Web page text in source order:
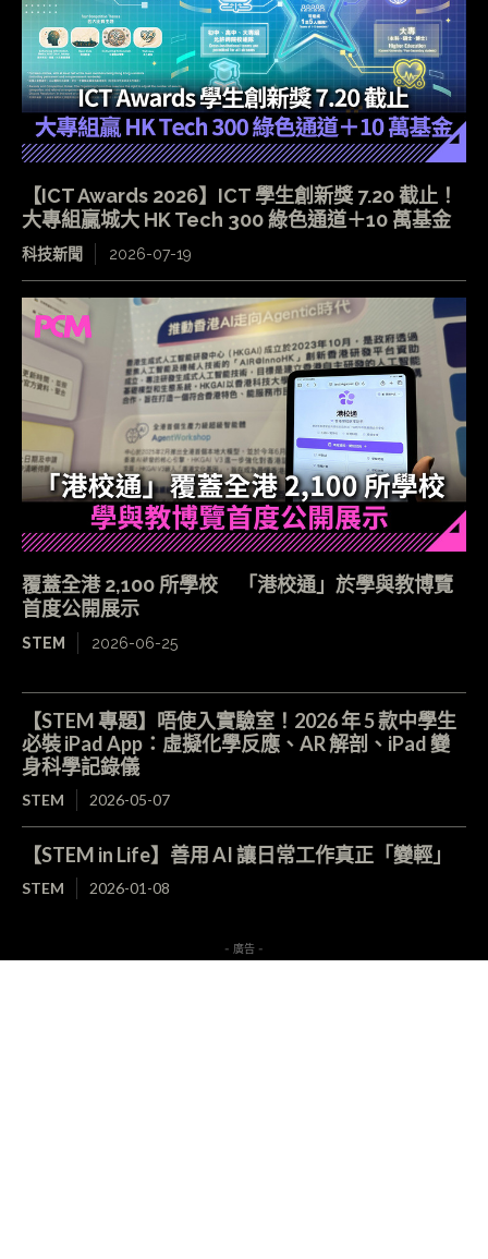
【ICT Awards 2026】ICT 學生創新獎 7.20 截止！
大專組贏城大 HK Tech 300 綠色通道＋10 萬基金
科技新聞 2026-07-19
覆蓋全港 2,100 所學校 「港校通」於學與教博覽
首度公開展示
STEM 2026-06-25
【STEM 專題】唔使入實驗室！2026 年 5 款中學生
必裝 iPad App：虛擬化學反應、AR 解剖、iPad 變
身科學記錄儀
STEM 2026-05-07
【STEM in Life】善用 AI 讓日常工作真正「變輕」
STEM 2026-01-08
- 廣告 -